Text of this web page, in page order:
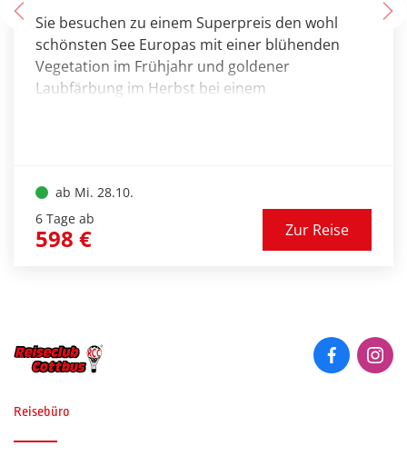
Aurora Borealis über dem
Sie besuchen zu einem Superpreis den wohl
schönsten See Europas mit einer blühenden
Vegetation im Frühjahr und goldener
Laubfärbung im Herbst bei einem
Zeit zum Erholen bei Wanderungen oder Sie
nehmen an unseren fakultativen Fahrten in die
weltberühmte Lagunenstadt Venedig und in die
ab Mi. 28.10.
6 Tage ab
598 € Zur Reise
Reisebüro